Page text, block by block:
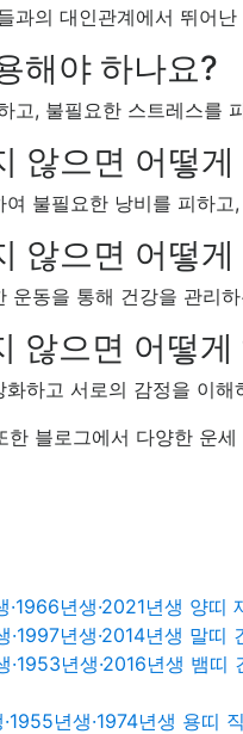
과의 대인관계에서 뛰어
해야 하나요?
, 불필요한 스트레스를
않으면 어떻
불필요한 낭비를 피하
않으면 어떻
동을 통해 건강을 관리
않으면 어떻
하고 서로의 감정을 이해
한 블로그에서 다양한 운
·1966년생·2021년생 양띠
·1997년생·2014년생 말띠
·1953년생·2016년생 뱀띠
년생·1974년생 용띠